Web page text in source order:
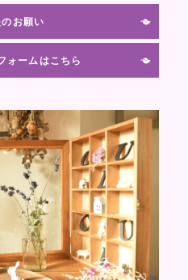
お願い
ォームはこちら